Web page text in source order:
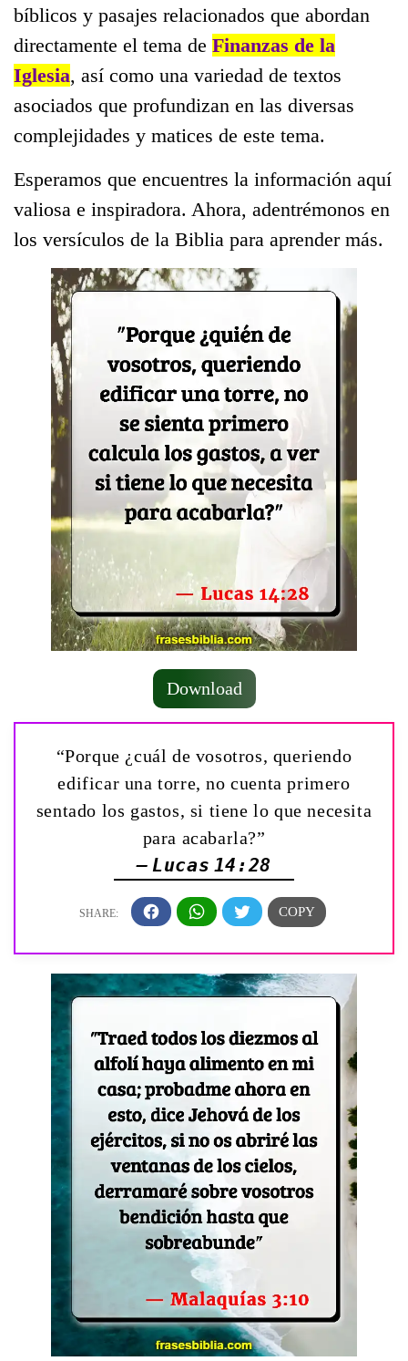
bíblicos y pasajes relacionados que abordan
directamente el tema de Finanzas de la
Iglesia, así como una variedad de textos
asociados que profundizan en las diversas
complejidades y matices de este tema.
Esperamos que encuentres la información aquí
valiosa e inspiradora. Ahora, adentrémonos en
los versículos de la Biblia para aprender más.
Download
“Porque ¿cuál de vosotros, queriendo
edificar una torre, no cuenta primero
sentado los gastos, si tiene lo que necesita
para acabarla?”
— Lucas 14:28